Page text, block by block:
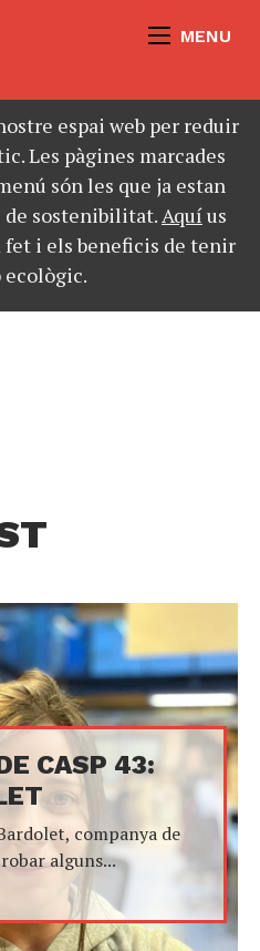
MENU
espai web per reduir
Les pàgines marcades
són les que ja estan
de sostenibilitat.Aquíus
i els beneficis de tenir
ecològic.
CASP 43:
companya de
alguns...